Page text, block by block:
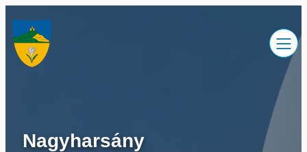
tartalomhoz
Nagyharsány